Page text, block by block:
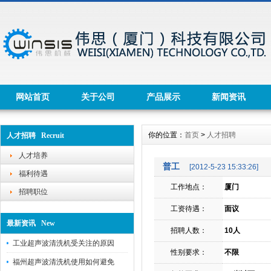
网站首页 关于公司 产品展示 新闻资讯
人才招聘 Recruit
人才培养
福利待遇
招聘职位
最新资讯 New
工业超声波清洗机受关注的原因
福州超声波清洗机使用如何避免
你的位置： 首页 > 人才招聘
普工 [2012-5-23 15:33:26]
工作地点： 厦门
工资待遇： 面议
招聘人数： 10人
性别要求： 不限